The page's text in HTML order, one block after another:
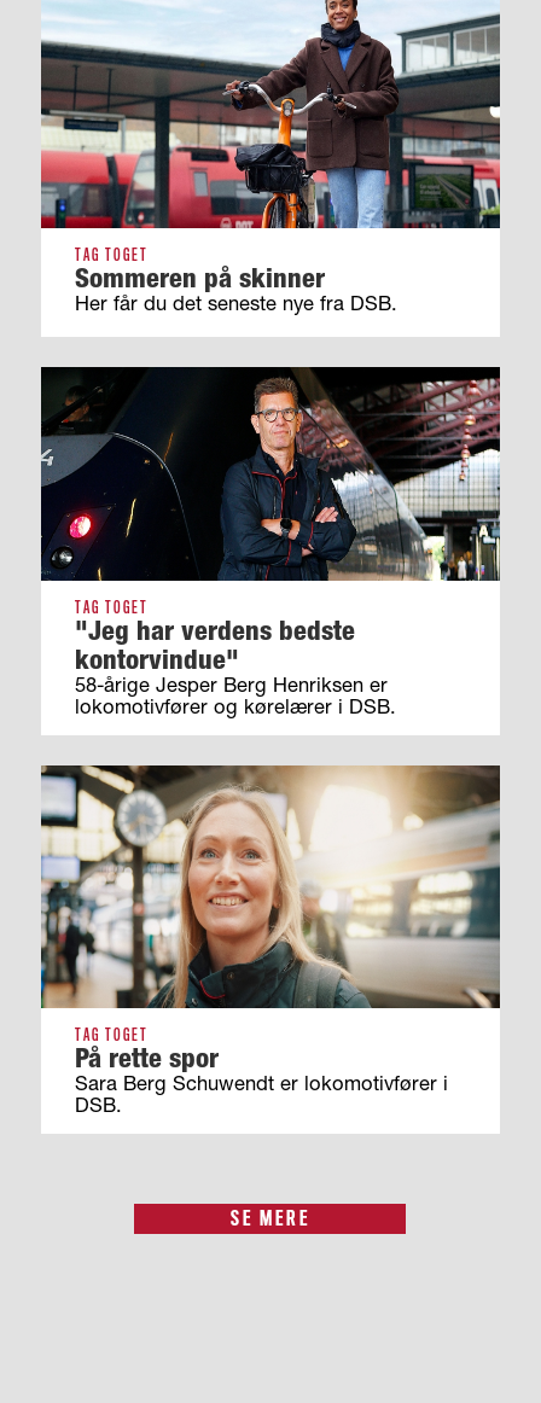
TAG TOGET
Sommeren på skinner
Her får du det seneste nye fra DSB.
TAG TOGET
"Jeg har verdens bedste
kontorvindue"
58-årige Jesper Berg Henriksen er
lokomotivfører og kørelærer i DSB.
TAG TOGET
På rette spor
Sara Berg Schuwendt er lokomotivfører i
DSB.
SE MERE